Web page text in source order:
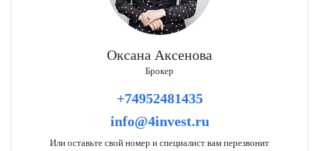
Оксана Аксенова
Брокер
+74952481435
info@4invest.ru
Или оставьте свой номер и специалист вам перезвонит